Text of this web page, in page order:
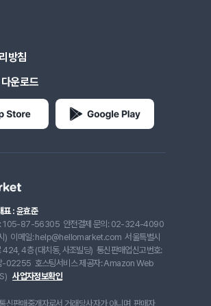
방침
운로드
표 : 윤효준
: 105-87-56305 안전결제 문의: 02-324-4090
) 이메일: help@hellomarket.com 서울특별시
424, 4층 (대치동, 사조빌딩) 통신판매업신고번호:
-02255 호스팅서비스 제공자: Amazon Web
사업자정보확인
신판매중개자로서 거래당사자가 아니며, 판매자